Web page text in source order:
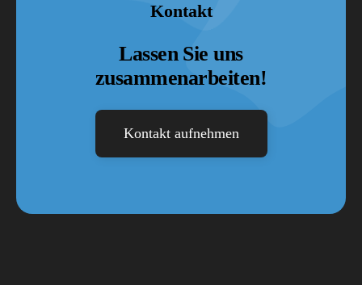
Kontakt
Lassen Sie uns
zusammenarbeiten!
Kontakt aufnehmen